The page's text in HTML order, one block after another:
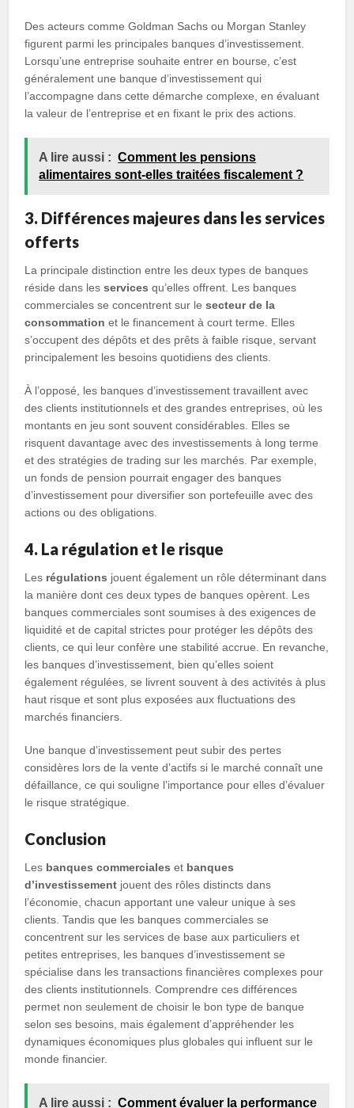
Des acteurs comme Goldman Sachs ou Morgan Stanley
figurent parmi les principales banques d’investissement.
Lorsqu’une entreprise souhaite entrer en bourse, c’est
généralement une banque d’investissement qui
l’accompagne dans cette démarche complexe, en évaluant
la valeur de l’entreprise et en fixant le prix des actions.
A lire aussi : Comment les pensions
alimentaires sont-elles traitées fiscalement ?
3. Différences majeures dans les services
offerts
La principale distinction entre les deux types de banques
réside dans lesservices qu’elles offrent. Les banques
commerciales se concentrent sur lesecteur de la
consommation et le financement à court terme. Elles
s’occupent des dépôts et des prêts à faible risque, servant
principalement les besoins quotidiens des clients.
À l’opposé, les banques d’investissement travaillent avec
des clients institutionnels et des grandes entreprises, où les
montants en jeu sont souvent considérables. Elles se
risquent davantage avec des investissements à long terme
et des stratégies de trading sur les marchés. Par exemple,
un fonds de pension pourrait engager des banques
d’investissement pour diversifier son portefeuille avec des
actions ou des obligations.
4. La régulation et le risque
Les régulations jouent également un rôle déterminant dans
la manière dont ces deux types de banques opèrent. Les
banques commerciales sont soumises à des exigences de
liquidité et de capital strictes pour protéger les dépôts des
clients, ce qui leur confère une stabilité accrue. En revanche,
les banques d’investissement, bien qu’elles soient
également régulées, se livrent souvent à des activités à plus
haut risque et sont plus exposées aux fluctuations des
marchés financiers.
Une banque d’investissement peut subir des pertes
considères lors de la vente d’actifs si le marché connaît une
défaillance, ce qui souligne l’importance pour elles d’évaluer
le risque stratégique.
Conclusion
Les banques commerciales et banques
d’investissement jouent des rôles distincts dans
l’économie, chacun apportant une valeur unique à ses
clients. Tandis que les banques commerciales se
concentrent sur les services de base aux particuliers et
petites entreprises, les banques d’investissement se
spécialise dans les transactions financières complexes pour
des clients institutionnels. Comprendre ces différences
permet non seulement de choisir le bon type de banque
selon ses besoins, mais également d’appréhender les
dynamiques économiques plus globales qui influent sur le
monde financier.
A lire aussi : Comment évaluer la performance